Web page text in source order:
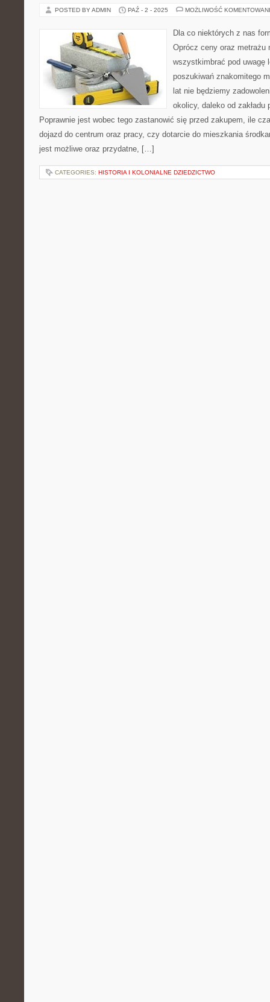
POSTED BY ADMIN PAŹ - 2 - 2025 MOŻLIWOŚĆ
Dla co niektórych z nas
Oprócz ceny oraz metrażu
wszystkimbrać pod uwagę
poszukiwań znakomitego
lat nie będziemy
okolicy, daleko od zakładu
Poprawnie jest wobec tego zastanowić się przed zakupem, ile
dojazd do centrum oraz pracy, czy dotarcie do mieszkania
jest możliwe oraz przydatne, […]
CATEGORIES: HISTORIA I KOLONIALNE DZIEDZICTWO